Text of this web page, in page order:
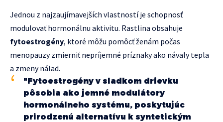
Jednou z najzaujímavejších vlastností je schopnosť
modulovať hormonálnu aktivitu. Rastlina obsahuje
fytoestrogény, ktoré môžu pomôcť ženám počas
menopauzy zmierniť nepríjemné príznaky ako návaly tepla
a zmeny nálad.
"Fytoestrogény v sladkom drievku
pôsobia ako jemné modulátory
hormonálneho systému, poskytujúc
prirodzenú alternatívu k syntetickým